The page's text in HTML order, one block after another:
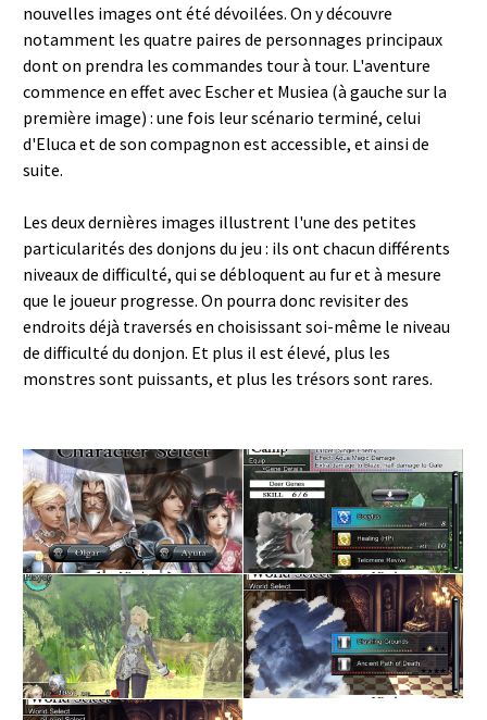
nouvelles images ont été dévoilées. On y découvre
notamment les quatre paires de personnages principaux
dont on prendra les commandes tour à tour. L'aventure
commence en effet avec Escher et Musiea (à gauche sur la
première image) : une fois leur scénario terminé, celui
d'Eluca et de son compagnon est accessible, et ainsi de
suite.
Les deux dernières images illustrent l'une des petites
particularités des donjons du jeu : ils ont chacun différents
niveaux de difficulté, qui se débloquent au fur et à mesure
que le joueur progresse. On pourra donc revisiter des
endroits déjà traversés en choisissant soi-même le niveau
de difficulté du donjon. Et plus il est élevé, plus les
monstres sont puissants, et plus les trésors sont rares.